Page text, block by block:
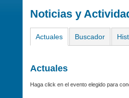
Noticias y
Actuales Buscador
Actuales
Haga click en el evento elegido para